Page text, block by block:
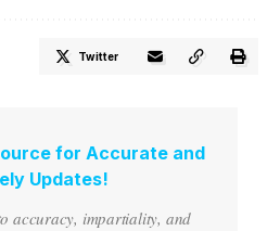
Twitter
for Accurate and
Updates!
accuracy, impartiality, and